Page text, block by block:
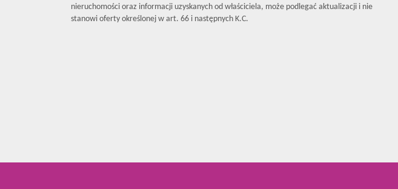
nieruchomości oraz informacji uzyskanych od właściciela, może podlegać aktualizacji i nie
stanowi oferty określonej w art. 66 i następnych K.C.